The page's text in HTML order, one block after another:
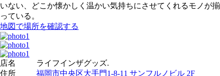
いない、どこか懐かしく温かい気持ちにさせてくれるモノが揃
っている。
地図で場所を確認する
店名
ライフインザグッズ.
住所
福岡市中央区大手門1-8-11 サンフルノビル 2F